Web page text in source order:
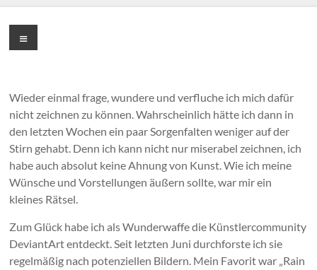
Inhalt
springenCornelia
Menü
Wieder einmal frage, wundere und verfluche ich mich dafür
nicht zeichnen zu können. Wahrscheinlich hätte ich dann in
den letzten Wochen ein paar Sorgenfalten weniger auf der
Stirn gehabt. Denn ich kann nicht nur miserabel zeichnen, ich
habe auch absolut keine Ahnung von Kunst. Wie ich meine
Wünsche und Vorstellungen äußern sollte, war mir ein
kleines Rätsel.
Zum Glück habe ich als Wunderwaffe die Künstlercommunity
DeviantArt entdeckt. Seit letzten Juni durchforste ich sie
regelmäßig nach potenziellen Bildern. Mein Favorit war „Rain